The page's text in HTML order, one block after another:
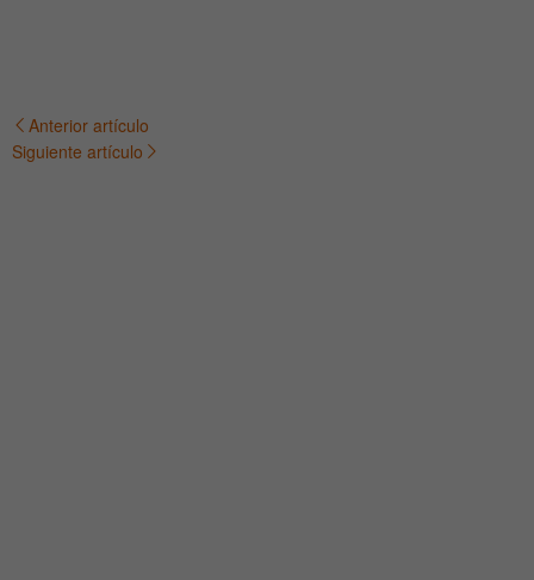
Navegación
Anterior artículo
Siguiente artículo